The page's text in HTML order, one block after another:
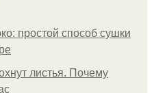
простой способ сушки
листья. Почему